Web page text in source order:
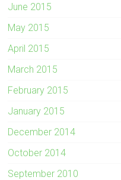
June 2015
May 2015
April 2015
March 2015
February 2015
January 2015
December 2014
October 2014
September 2010